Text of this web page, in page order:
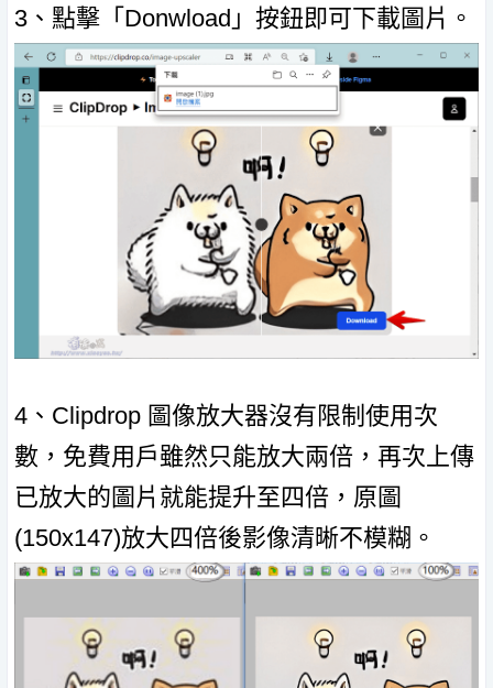
3、點擊「Donwload」按鈕即可下載圖片。
4、Clipdrop 圖像放大器沒有限制使用次
數，免費用戶雖然只能放大兩倍，再次上傳
已放大的圖片就能提升至四倍，原圖
(150x147)放大四倍後影像清晰不模糊。